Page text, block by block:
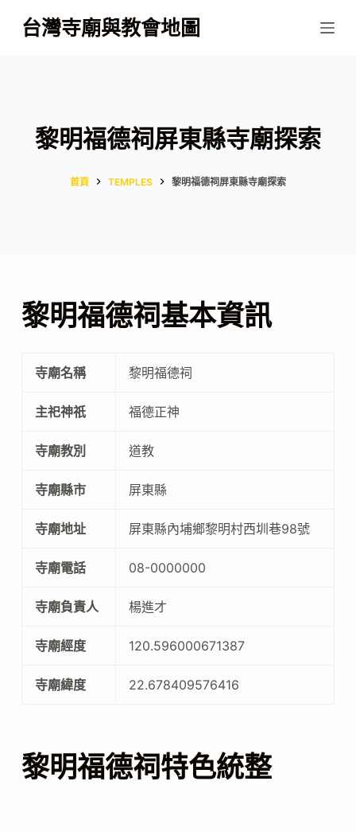
跳
至
台灣寺廟與教會地圖
黎明福德祠屏東縣寺廟探索
首頁 TEMPLES 黎明福德祠屏東縣寺廟探索
黎明福德祠基本資訊
寺廟名稱 黎明福德祠
主祀神祇 福德正神
寺廟教別 道教
寺廟縣市 屏東縣
寺廟地址 屏東縣內埔鄉黎明村西圳巷98號
寺廟電話 08-0000000
寺廟負責人 楊進才
寺廟經度 120.596000671387
寺廟緯度 22.678409576416
黎明福德祠特色統整